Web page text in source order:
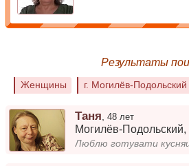
Результаты
Женщины г. Могилёв-Подольский
Таня ,48 лет
Могилёв-Подольский,